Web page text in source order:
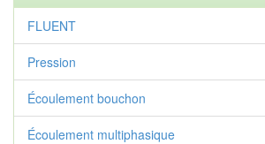
FLUENT
Pression
Écoulement bouchon
Écoulement multiphasique